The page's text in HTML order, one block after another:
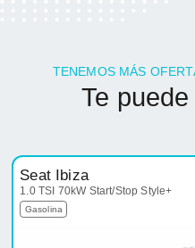
TENEMOS MÁS
Te
Seat Ibiza
1.0 TSI 70kW Start/Stop Style+
Gasolina